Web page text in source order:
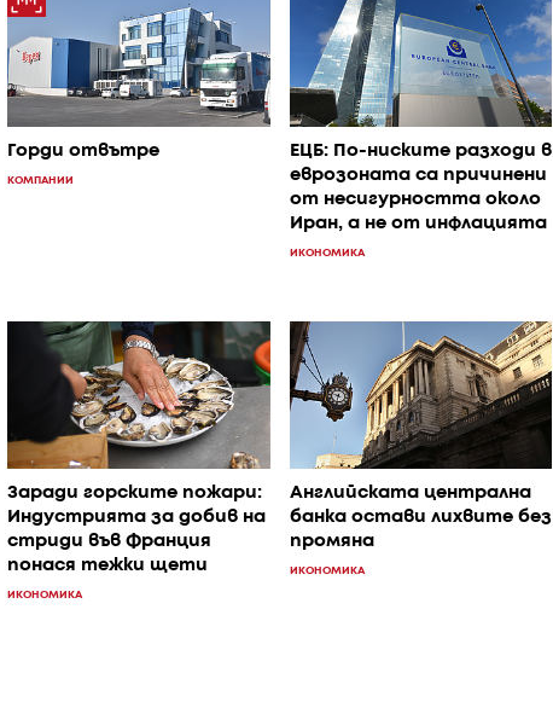
Горди отвътре
КОМПАНИИ
ЕЦБ: По-ниските разходи в
еврозоната са причинени
от несигурността около
Иран, а не от инфлацията
ИКОНОМИКА
Заради горските пожари:
Индустрията за добив на
стриди във Франция
понася тежки щети
ИКОНОМИКА
Английската централна
банка остави лихвите без
промяна
ИКОНОМИКА